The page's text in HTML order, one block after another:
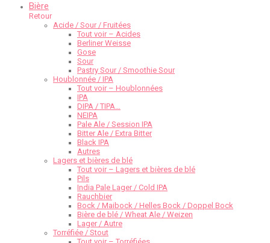
Bière
Retour
Acide / Sour / Fruitées
Tout voir – Acides
Berliner Weisse
Gose
Sour
Pastry Sour / Smoothie Sour
Houblonnée / IPA
Tout voir – Houblonnées
IPA
DIPA / TIPA…
NEIPA
Pale Ale / Session IPA
Bitter Ale / Extra Bitter
Black IPA
Autres
Lagers et bières de blé
Tout voir – Lagers et bières de blé
Pils
India Pale Lager / Cold IPA
Rauchbier
Bock / Maibock / Helles Bock / Doppel Bock
Bière de blé / Wheat Ale / Weizen
Lager / Autre
Torréfiée / Stout